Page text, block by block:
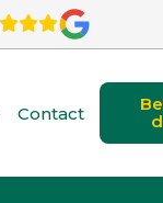
Contact